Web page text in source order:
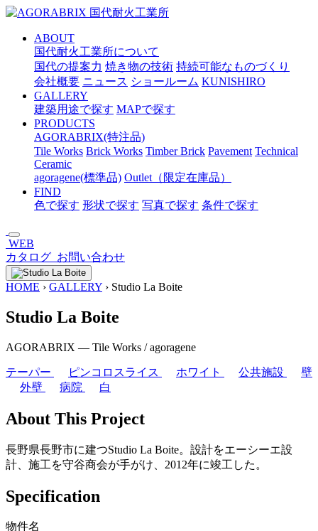
メ
ABOUT
国代耐火工業所について
国代の提案力 焼き物の技術 持続可能なものづくり
会社概要 ニュース ショールーム KUNISHIRO
GALLERY
建築用途で探す MAPで探す
PRODUCTS
AGORABRIX(特注品)
Tile Works Brick Works Timber Brick Pavement Technical
Ceramic
agoragene(標準品) Outlet（限定在庫品）
FIND
色で探す 形状で探す 写真で探す 条件で探す
WEB
カタログ お問い合わせ
HOME › GALLERY › Studio La Boite
Studio La Boite
AGORABRIX ― Tile Works / agoragene
テーパー ピンコロスライス ホワイト 公共施設
壁
外壁
病院 白
About This Project
長野県長野市に建つStudio La Boite。設計をエーシーエ設
計、施工を守谷商会が手がけ、2012年に竣工した。
Specification
物件名